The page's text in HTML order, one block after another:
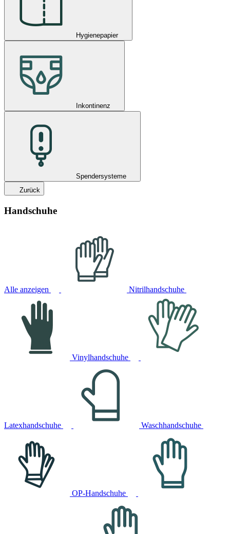
Hygienepapier
Inkontinenz
Spendersysteme
Zurück
Handschuhe
Alle anzeigen Nitrilhandschuhe
Vinylhandschuhe
Latexhandschuhe Waschhandschuhe
OP-Handschuhe